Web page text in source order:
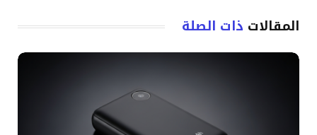
المقالات ذات الصلة